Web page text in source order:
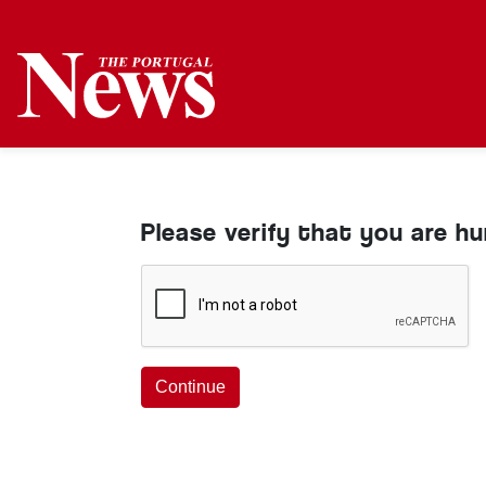
Please verify that you are
Continue